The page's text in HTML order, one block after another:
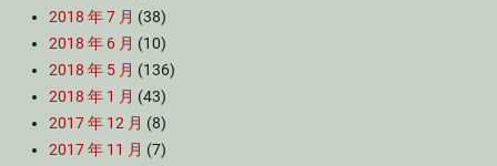
2018 年 7 月 (38)
2018 年 6 月 (10)
2018 年 5 月 (136)
2018 年 1 月 (43)
2017 年 12 月 (8)
2017 年 11 月 (7)